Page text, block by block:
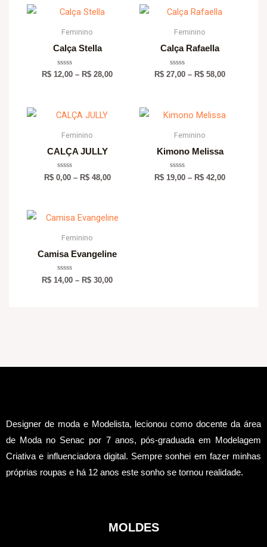
Feminino
Calça Stella
Avaliação
R$ 12,00 – R$ 28,00
Feminino
Calça Rafaella
Avaliação
R$ 27,00 – R$ 58,00
Feminino
CALÇA JULLY
Avaliação
0
R$0,00 – R$48,00
Feminino
Kimono Melissa
Avaliação
0
R$ 19,00 – R$ 42,00
Price
Feminino
Camisa Evangeline
Avaliação
R$ 14,00 – R$ 30,00
Price
R$ 30,00
Designer de moda e Modelista, lecionou como docente da área
de Moda no Senac por 7 anos, pós-graduada em Modelagem
Criativa e influenciadora digital. Sempre sonhei em fazer minhas
próprias roupas e há 12 anos este sonho se tornou realidade.
MOLDES